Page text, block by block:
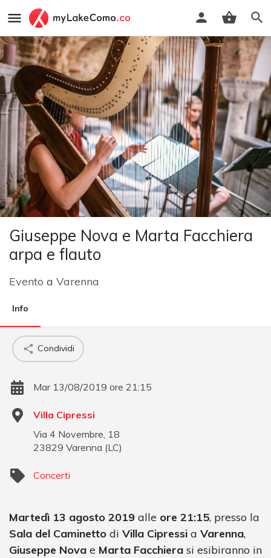
Giuseppe Nova e Marta Facchiera
arpa e flauto
Evento a Varenna
Info
Condividi
Mar 13/08/2019 ore 21:15
Villa Cipressi
Via 4 Novembre, 18
23829 Varenna (LC)
Concerti
Martedì 13 agosto 2019 alle ore 21:15, presso la
Sala del Caminetto di Villa Cipressi a Varenna,
Giuseppe Nova e Marta Facchiera si esibiranno in